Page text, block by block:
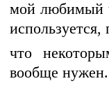
мой любимый
что
вообще нужен.